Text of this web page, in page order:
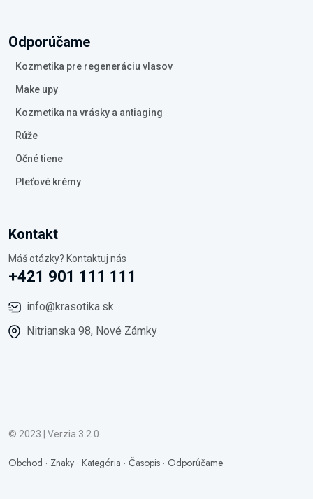
Odporúčame
Kozmetika pre regeneráciu vlasov
Make upy
Kozmetika na vrásky a antiaging
Rúže
Očné tiene
Pleťové krémy
Kontakt
Máš otázky? Kontaktuj nás
+421 901 111 111
info@krasotika.sk
Nitrianska 98, Nové Zámky
© 2023 | Verzia 3.2.0
Obchod · Znaky · Kategória · Časopis · Odporúčame